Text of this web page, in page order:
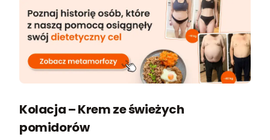
Kolacja – Krem ze świeżych
pomidorów